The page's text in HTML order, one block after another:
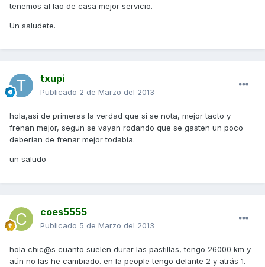
tenemos al lao de casa mejor servicio.
Un saludete.
txupi
Publicado 2 de Marzo del 2013
hola,asi de primeras la verdad que si se nota, mejor tacto y
frenan mejor, segun se vayan rodando que se gasten un poco
deberian de frenar mejor todabia.
un saludo
coes5555
Publicado 5 de Marzo del 2013
hola chic@s cuanto suelen durar las pastillas, tengo 26000 km y
aún no las he cambiado. en la people tengo delante 2 y atrás 1.